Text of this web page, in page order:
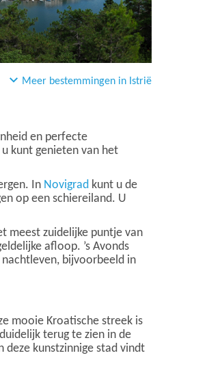
Meer bestemmingen in Istrië
en perfecte
kunt genieten van het
In Novigrad kunt u de
op een schiereiland. U
meest zuidelijke puntje van
afloop. ’s Avonds
bijvoorbeeld in
mooie Kroatische streek is
terug te zien in de
deze kunstzinnige stad vindt